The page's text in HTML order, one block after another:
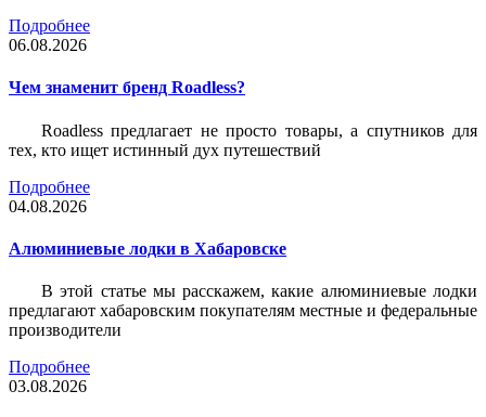
Подробнее
06.08.2026
Чем знаменит бренд Roadless?
Roadless предлагает не просто товары, а спутников для
тех, кто ищет истинный дух путешествий
Подробнее
04.08.2026
Алюминиевые лодки в Хабаровске
В этой статье мы расскажем, какие алюминиевые лодки
предлагают хабаровским покупателям местные и федеральные
производители
Подробнее
03.08.2026